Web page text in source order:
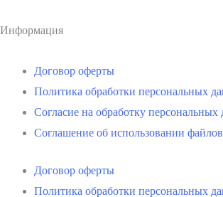
Информация
Договор оферты
Политика обработки персональных
Согласие на обработку
Соглашение об использовании
Договор оферты
Политика обработки персональных